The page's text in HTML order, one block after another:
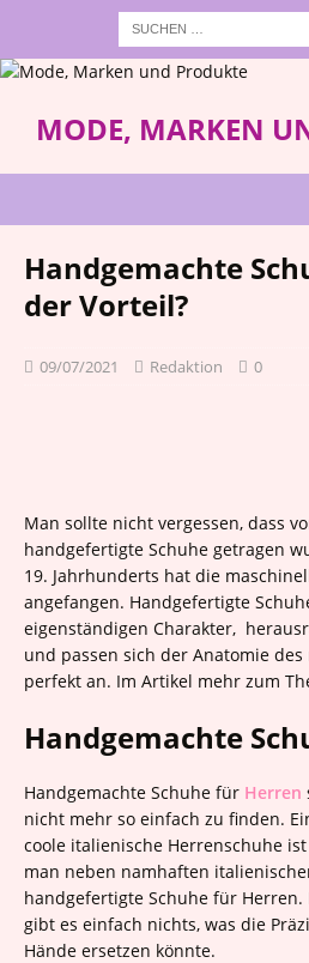
MODE, MARKEN
Handgemachte
der Vorteil?
09/07/2021 Redaktion 0
Man sollte nicht vergessen, dass
handgefertigte Schuhe getragen
19. Jahrhunderts hat die
angefangen. Handgefertigte
eigenständigen Charakter,
und passen sich der Anatomie
perfekt an. Im Artikel mehr zum
Handgemachte
Handgemachte Schuhe für Herren
nicht mehr so einfach zu finden.
coole italienische Herrenschuhe
man neben namhaften
handgefertigte Schuhe für
gibt es einfach nichts, was die
Hände ersetzen könnte.